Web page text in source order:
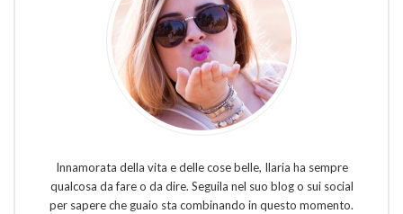
Innamorata della vita e delle cose belle, Ilaria ha sempre
qualcosa da fare o da dire. Seguila nel suo blog o sui social
per sapere che guaio sta combinando in questo momento.